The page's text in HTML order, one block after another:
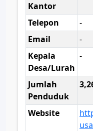
Kantor
Telepon
-
Email
-
Kepala
Desa/Lurah
-
Jumlah
Penduduk
Website